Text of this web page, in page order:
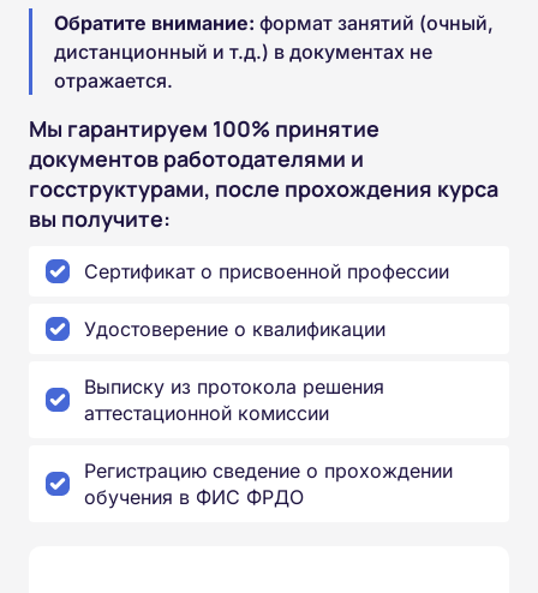
Обратите внимание: формат занятий (очный,
дистанционный и т.д.) в документах не
отражается.
Мы гарантируем 100% принятие
документов работодателями и
госструктурами, после прохождения курса
вы получите:
Сертификат о присвоенной профессии
Удостоверение о квалификации
Выписку из протокола решения
аттестационной комиссии
Регистрацию сведение о прохождении
обучения в ФИС ФРДО